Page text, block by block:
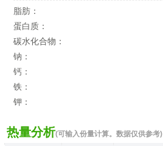
脂肪：
蛋白质：
碳水化合物：
钠：
钙：
铁：
钾：
热量分析(可输入份量计算。数据仅供参考)